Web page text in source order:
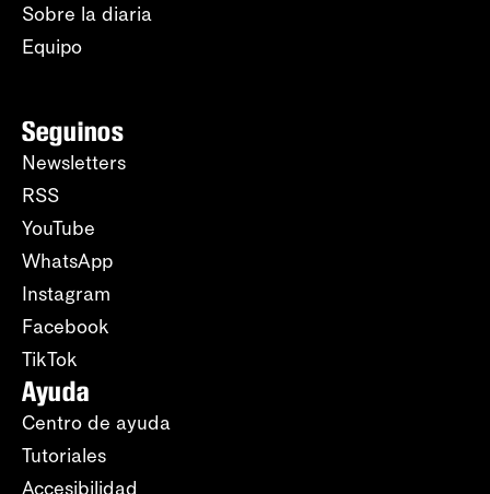
Sobre la diaria
Equipo
Seguinos
Newsletters
RSS
YouTube
WhatsApp
Instagram
Facebook
TikTok
Ayuda
Centro de ayuda
Tutoriales
Accesibilidad